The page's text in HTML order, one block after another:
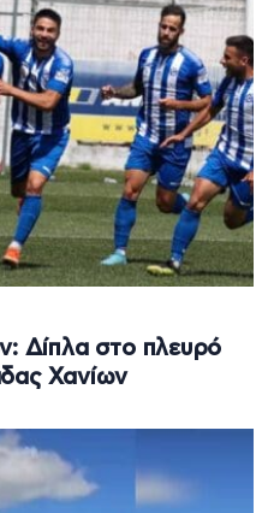
Δίπλα στο πλευρό
Χανίων